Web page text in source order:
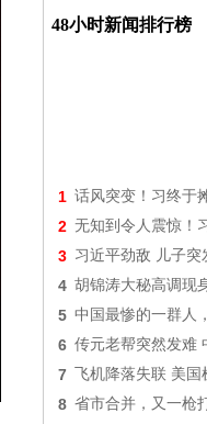
48小时新闻排行榜
1 话风突变！习终于
2 无知到令人震惊！
3 习近平劲敌 儿子突
4 胡锦涛大秘高调现
5 中国最惨的一群人
6 传元老帮突然发难
7 飞机降落失联 美
8 省市合并，又一枪